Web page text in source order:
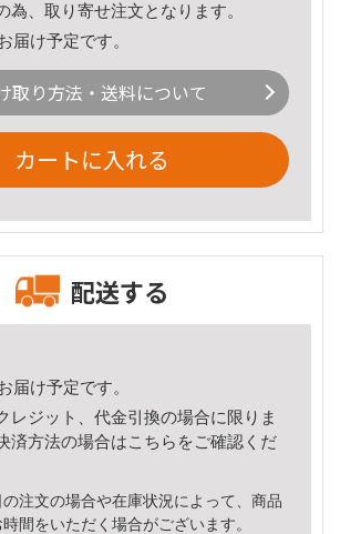
為、取り寄せ注文となります。
届け予定です。
取り方法・送料について
カートに入れる
配送する
届け予定です。
レジット、代金引換の場合に限りま
済方法の場合はこちら をご確認くだ
注文の場合や在庫状況によって、商品
間をいただく場合がございます。